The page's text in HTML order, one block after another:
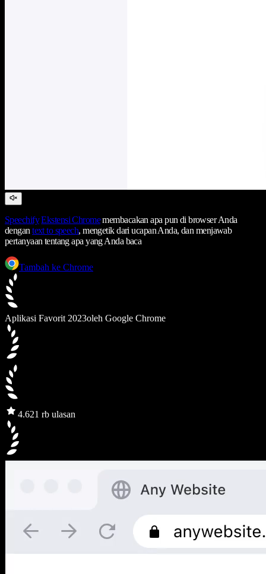
Speechify Ekstensi Chromemembacakan apa pun di browser Anda
dengantext to speech, mengetik dari ucapan Anda, dan menjawab
pertanyaan tentang apa yang Anda baca
Tambah ke Chrome
Aplikasi Favorit 2023oleh Google Chrome
4.621 rb ulasan